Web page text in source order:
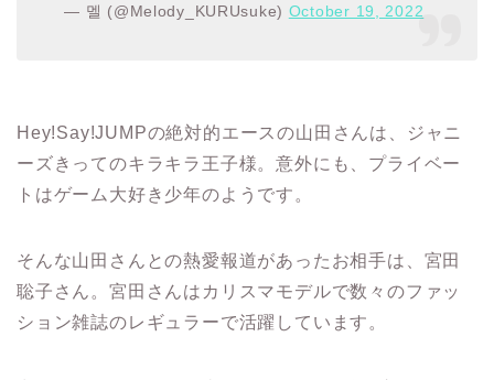
— 멜 (@Melody_KURUsuke) October 19, 2022
Hey!Say!JUMPの絶対的エースの山田さんは、ジャニ
ーズきってのキラキラ王子様。意外にも、プライベー
トはゲーム大好き少年のようです。
そんな山田さんとの熱愛報道があったお相手は、宮田
聡子さん。宮田さんはカリスマモデルで数々のファッ
ション雑誌のレギュラーで活躍しています。